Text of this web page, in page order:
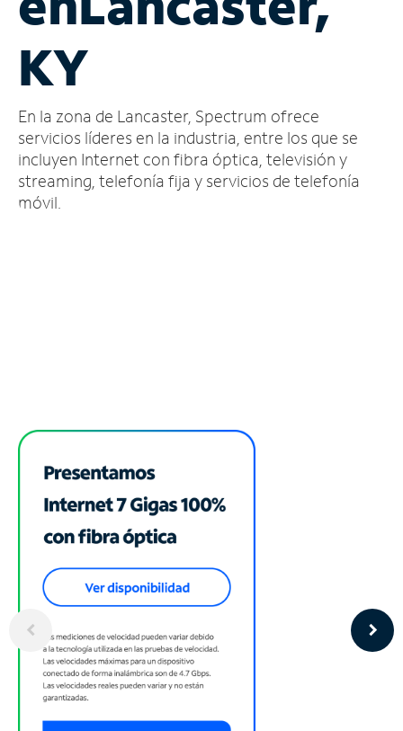
cuenta
Encuentra
tienda
KY
En la zona de Lancaster, Spectrum ofrece
servicios líderes en la industria, entre los que se
incluyen Internet con fibra óptica, televisión y
streaming, telefonía fija y servicios de telefonía
móvil.